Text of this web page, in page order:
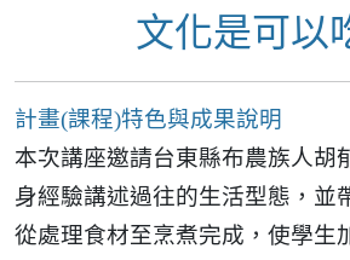
文化是可以
計畫(課程)特色與成果說明
本次講座邀請台東縣布農族人胡
身經驗講述過往的生活型態，並
從處理食材至烹煮完成，使學生